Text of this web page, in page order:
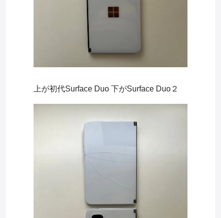
上が初代Surface Duo 下がSurface Duo２